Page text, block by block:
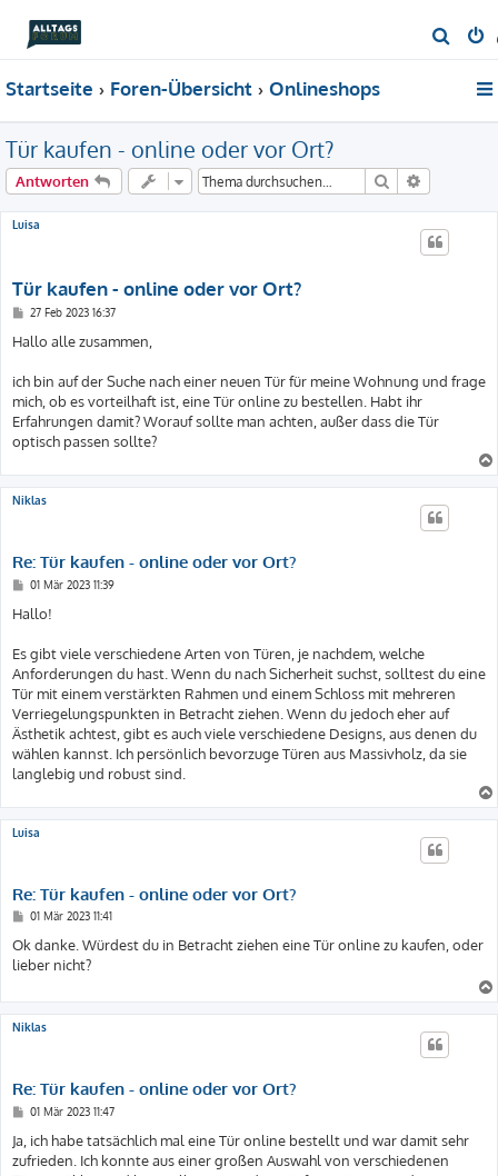
u
Startseite Foren-Übersicht Onlineshops
Tür kaufen - online oder vor Ort?
Antworten Suche
Luisa
Tür kaufen - online oder vor Ort?
B
i
t
a
g
27 Feb 2023 16:37
Hallo alle zusammen,
ich bin auf der Suche nach einer neuen Tür für meine Wohnung und frage
mich, ob es vorteilhaft ist, eine Tür online zu bestellen. Habt ihr
Erfahrungen damit? Worauf sollte man achten, außer dass die Tür
optisch passen sollte?
Niklas
Re: Tür kaufen - online oder vor Ort?
B
i
t
a
g
01 Mär 2023 11:39
Hallo!
Es gibt viele verschiedene Arten von Türen, je nachdem, welche
Anforderungen du hast. Wenn du nach Sicherheit suchst, solltest du eine
Tür mit einem verstärkten Rahmen und einem Schloss mit mehreren
Verriegelungspunkten in Betracht ziehen. Wenn du jedoch eher auf
Ästhetik achtest, gibt es auch viele verschiedene Designs, aus denen du
wählen kannst. Ich persönlich bevorzuge Türen aus Massivholz, da sie
langlebig und robust sind.
Luisa
Re: Tür kaufen - online oder vor Ort?
B
i
t
r
01 Mär 2023 11:41
Ok danke. Würdest du in Betracht ziehen eine Tür online zu kaufen, oder
lieber nicht?
Niklas
Re: Tür kaufen - online oder vor Ort?
B
t
r
01 Mär 2023 11:47
Ja, ich habe tatsächlich mal eine Tür online bestellt und war damit sehr
zufrieden. Ich konnte aus einer großen Auswahl von verschiedenen